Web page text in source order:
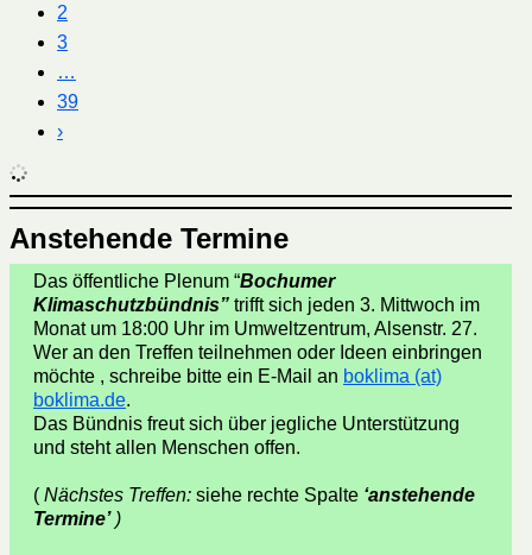
2
3
…
39
›
Anstehende Termine
Das öffentliche Plenum “Bochumer
Klimaschutzbündnis” trifft sich jeden 3. Mittwoch im
Monat um 18:00 Uhr im Umweltzentrum, Alsenstr. 27.
Wer an den Treffen teilnehmen oder Ideen einbringen
möchte , schreibe bitte ein E-Mail an boklima (at)
boklima.de.
Das Bündnis freut sich über jegliche Unterstützung
und steht allen Menschen offen.
( Nächstes Treffen: siehe rechte Spalte ‘anstehende
Termine’)